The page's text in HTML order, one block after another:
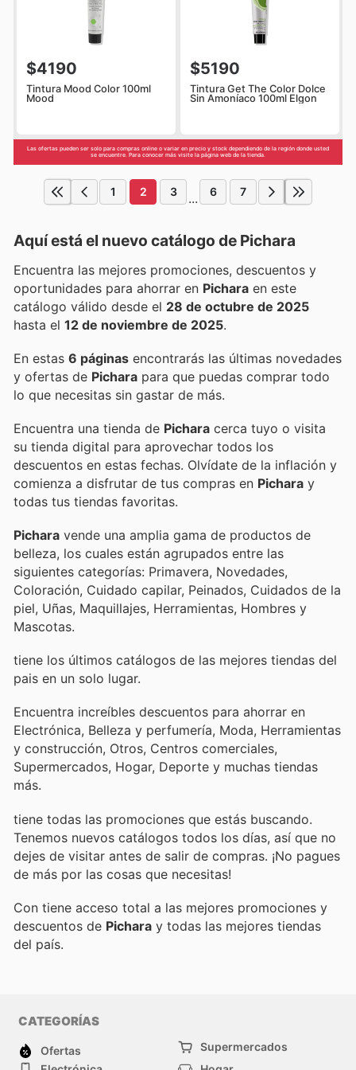
$4190
Tintura Mood Color 100ml
Mood
$5190
Tintura Get The Color Dolce
Sin Amoníaco 100ml Elgon
Las ofertas pueden ser solo para compras online o variar en precio y stock dependiendo de la región donde usted
se encuentre. Para conocer más visite la página web de la tienda.
1 2 3 ... 6 7
Aquí está el nuevo catálogo de Pichara
Encuentra las mejores promociones, descuentos y
oportunidades para ahorrar en Pichara en este
catálogo válido desde el 28 de octubre de 2025
hasta el 12 de noviembre de 2025.
En estas 6 páginas encontrarás las últimas novedades
y ofertas de Pichara para que puedas comprar todo
lo que necesitas sin gastar de más.
Encuentra una tienda de Pichara cerca tuyo o visita
su tienda digital para aprovechar todos los
descuentos en estas fechas. Olvídate de la inflación y
comienza a disfrutar de tus compras en Pichara y
todas tus tiendas favoritas.
Pichara vende una amplia gama de productos de
belleza, los cuales están agrupados entre las
siguientes categorías: Primavera, Novedades,
Coloración, Cuidado capilar, Peinados, Cuidados de la
piel, Uñas, Maquillajes, Herramientas, Hombres y
Mascotas.
tiene los últimos catálogos de las mejores tiendas del
pais en un solo lugar.
Encuentra increíbles descuentos para ahorrar en
Electrónica, Belleza y perfumería, Moda, Herramientas
y construcción, Otros, Centros comerciales,
Supermercados, Hogar, Deporte y muchas tiendas
más.
tiene todas las promociones que estás buscando.
Tenemos nuevos catálogos todos los días, así que no
dejes de visitar antes de salir de compras. ¡No pagues
de más por las cosas que necesitas!
Con tiene acceso total a las mejores promociones y
descuentos de Pichara y todas las mejores tiendas
del país.
CATEGORÍAS
Ofertas
Supermercados